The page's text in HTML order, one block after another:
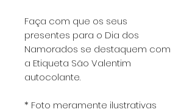
Faça com que os seus
presentes para o Dia dos
Namorados se destaquem com
a Etiqueta São Valentim
autocolante.
* Foto meramente ilustrativas